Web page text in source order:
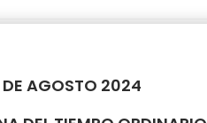
DE AGOSTO 2024